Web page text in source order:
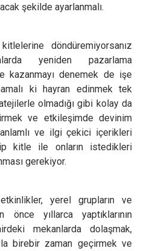
şekilde ayarlanmalı.
döndüremiyorsanız
yeniden pazarlama
kazanmayı denemek de işe
ki hayran edinmek tek
olmadığı gibi kolay da
ve etkileşimde devinim
anlamlı ve ilgi çekici içerikleri
kitle ile onların istedikleri
gerekiyor.
yerel grupların ve
önce yıllarca yaptıklarının
mekanlarda dolaşmak,
birebir zaman geçirmek ve